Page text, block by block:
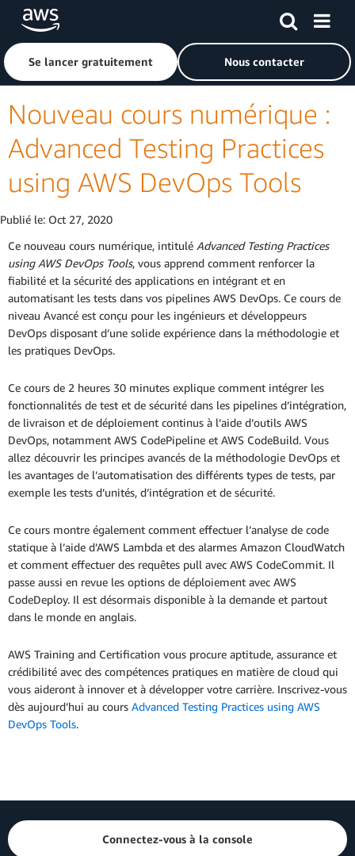
Passer au contenu principal
Cliquer ici pour revenir à la page d'accueil d'Amazon Web
Se lancer gratuitement Nous contacter
Nouveau cours numérique :
Advanced Testing Practices
using AWS DevOps Tools
Publié le: Oct 27, 2020
Ce nouveau cours numérique, intitulé Advanced Testing Practices
using AWS DevOps Tools, vous apprend comment renforcer la
fiabilité et la sécurité des applications en intégrant et en
automatisant les tests dans vos pipelines AWS DevOps. Ce cours de
niveau Avancé est conçu pour les ingénieurs et développeurs
DevOps disposant d’une solide expérience dans la méthodologie et
les pratiques DevOps.
Ce cours de 2 heures 30 minutes explique comment intégrer les
fonctionnalités de test et de sécurité dans les pipelines d’intégration,
de livraison et de déploiement continus à l’aide d’outils AWS
DevOps, notamment AWS CodePipeline et AWS CodeBuild. Vous
allez découvrir les principes avancés de la méthodologie DevOps et
les avantages de l’automatisation des différents types de tests, par
exemple les tests d’unités, d’intégration et de sécurité.
Ce cours montre également comment effectuer l’analyse de code
statique à l’aide d’AWS Lambda et des alarmes Amazon CloudWatch
et comment effectuer des requêtes pull avec AWS CodeCommit. Il
passe aussi en revue les options de déploiement avec AWS
CodeDeploy. Il est désormais disponible à la demande et partout
dans le monde en anglais.
AWS Training and Certification vous procure aptitude, assurance et
crédibilité avec des compétences pratiques en matière de cloud qui
vous aideront à innover et à développer votre carrière. Inscrivez-vous
dès aujourd’hui au cours Advanced Testing Practices using AWS
DevOps Tools.
Connectez-vous à la console